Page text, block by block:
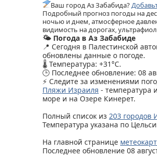
Ваш город Аз Забабида?
Подробный прогноз погоды на
ночью и днем, атмосферное
видимость на дорогах,
🌤️ Погода в Аз Забабиде
📍 Сегодня в Палестинской
обновлены данные о погоде.
🌡️ Температура: +31°C.
🕒 Последнее обновление: 08
⚡ Следите за изменениями
Пляжи Израиля - температура
море и на Озере Кинерет.
Полный список из 203 городов
Температура указана по
На главной странице
Последнее обновление 08